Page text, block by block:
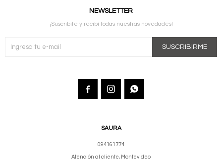
SAURA
094161774
Atención al cliente, Montevideo
NEWSLETTER
¡Suscribite y recibí todas nuestras novedades!
SUSCRIBIRME
  